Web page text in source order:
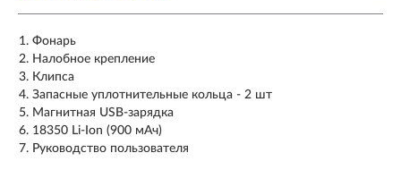
Фонарь
Налобное крепление
Клипса
Запасные уплотнительные кольца - 2 шт
Магнитная USB-зарядка
18350 Li-Ion (900 мАч)
Руководство пользователя